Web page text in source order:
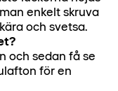
enkelt skruva
och svetsa.
och sedan få se
för en